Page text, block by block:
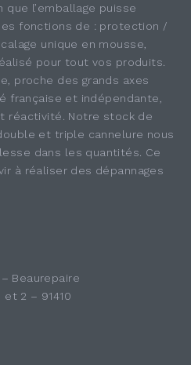
l’emballage puisse
fonctions de : protection /
unique en mousse,
pour tout vos produits.
proche des grands axes
française et indépendante,
réactivité. Notre stock de
et triple cannelure nous
dans les quantités. Ce
à réaliser des dépannages
Beaurepaire
2 – 91410